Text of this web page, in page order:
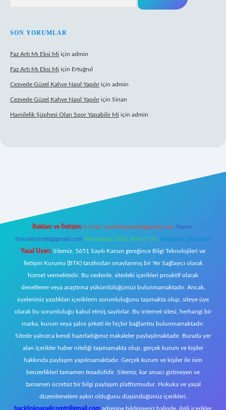
SON YORUMLAR
Faz Artı Mı Eksi Mi için admin
Faz Artı Mı Eksi Mi için Ertuğrul
Cezvede Güzel Kahve Nasıl Yapılıriçin admin
Cezvede Güzel Kahve Nasıl Yapılıriçin Sinan
Hamilelik Şüphesi Olan Spor Yapabilir Mi için admin
betexper.xyz
Reklam ve İletişim: E-mail: backlinkpaneli@gmail.com Teams:
forumhizmeti@gmail.com Whatsapp: 0262 606 0 726 Telegram: @karabul
Yasal Uyarı: Sitemiz, 5651 Sayılı Kanun gereğince Bilgi Teknolojileri ve
İletişim Kurumu (BTK) tarafından onaylanmış bir Yer Sağlayıcı olarak
hizmet vermektedir. Bu nedenle, sitedeki içerikleri proaktif olarak
denetleme veya araştırma yükümlülüğümüz bulunmamaktadır. Ancak,
üyelerimiz yazdıkları içeriklerin sorumluluğunu taşımakta olup, siteye üye
olarak bu sorumluluğu kabul etmiş sayılırlar. Bu internet sitesi, herhangi bir
marka, kurum veya şahıs şirketi ile hiçbir bağlantısı bulunmamaktadır.
Sitede yalnızca kendi hazırladığımız makaleler paylaşılmaktadır. Burada yer
alan içerikler haber niteliği taşımamakta olup, gerçek kurum ve kişiler
hakkında paylaşım yapılmamaktadır. Gerçek kurum ve kişiler ile isim
benzerlikleri tamamen tesadüfidir. Sitemiz, kar amacı gütmeyen ve
tamamen ücretsiz bir bilgi paylaşım platformudur. Hukuka ve yasal
düzenlemelere aykırı olduğunu düşündüğünüz içerikleri,
backlinkpanelicomtr@gmail.com adresine bildirmeniz halinde, ilgili içerikler